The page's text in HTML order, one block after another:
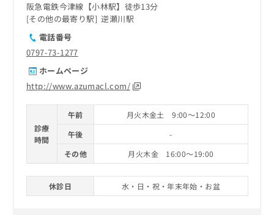
阪急電鉄今津線【小林駅】徒歩13分
その他の最寄り駅
逆瀬川駅
電話番号
0797-73-1277
ホームページ
http://www.azumacl.com/
診療
時間
午前
月火木金土 9:00～12:00
午後
-
その他
月火木金 16:00～19:00
休診日 水・日・祝・年末年始・お盆